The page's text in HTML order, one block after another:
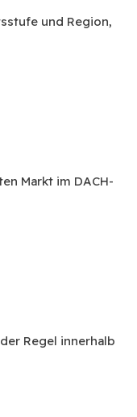
und Region,
Markt im DACH-
Regel innerhalb